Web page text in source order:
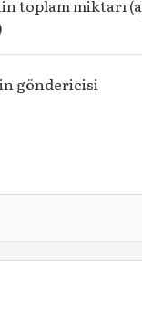
toplam miktarı
göndericisi